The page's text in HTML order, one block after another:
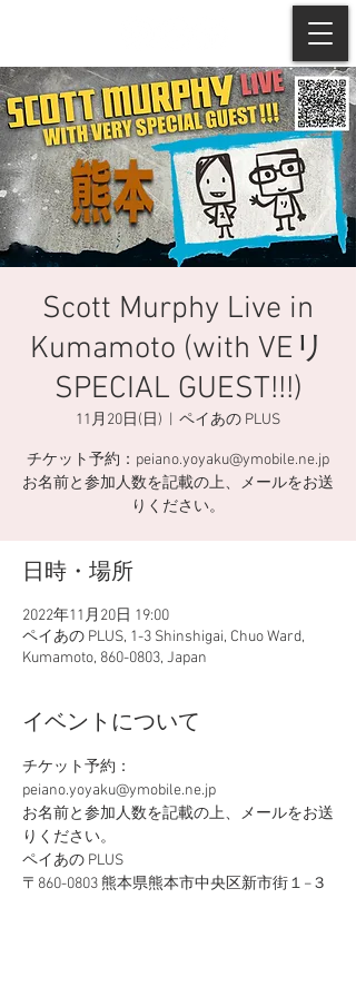
Scott Murphy Live in
Kumamoto (with VEリ
SPECIAL GUEST!!!)
11月20日(日) ペイあの PLUS
チケット予約：peiano.yoyaku@ymobile.ne.jp
お名前と参加人数を記載の上、メールをお送
りください。
日時・場所
2022年11月20日 19:00
ペイあの PLUS, 1-3 Shinshigai, Chuo Ward,
Kumamoto, 860-0803, Japan
イベントについて
チケット予約：
peiano.yoyaku@ymobile.ne.jp
お名前と参加人数を記載の上、メールをお送
りください。
ペイあの PLUS
〒860-0803 熊本県熊本市中央区新市街１−３